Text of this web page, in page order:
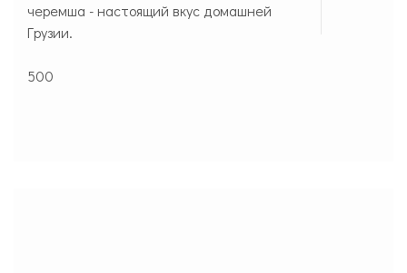
черемша - настоящий вкус домашней
Грузии.
500